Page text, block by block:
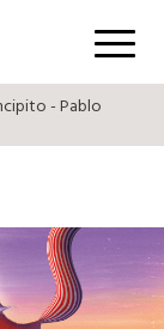
Menú
- Pablo